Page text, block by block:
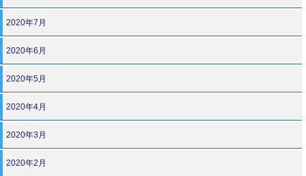
2020年7月
2020年6月
2020年5月
2020年4月
2020年3月
2020年2月